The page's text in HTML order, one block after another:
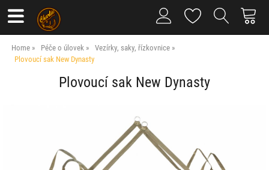
Home Péče o úlovek
Vezírky, saky, řízkovnice
Plovoucí sak New Dynasty
Plovoucí sak New Dynasty